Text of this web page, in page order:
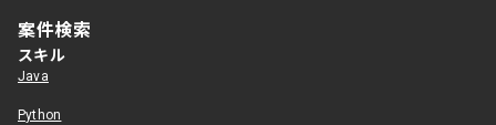
案件検索
スキル
Java
Python